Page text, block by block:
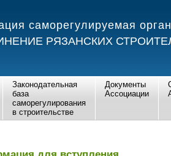
саморегулируемая
РЯЗАНСКИХ
Законодательная
база
саморегулирования
в строительстве
Документы
Ассоциации